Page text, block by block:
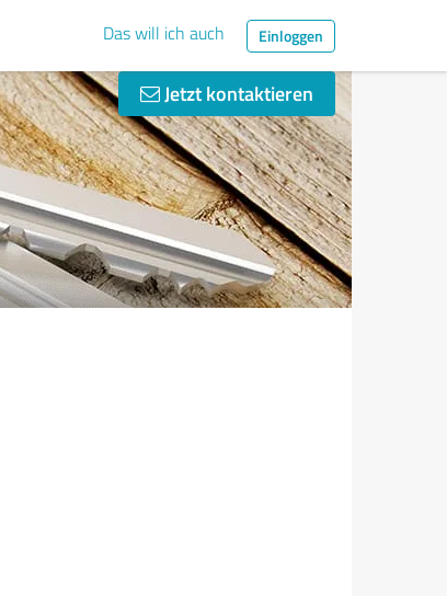
Das will ich auch Einloggen
Jetzt kontaktieren